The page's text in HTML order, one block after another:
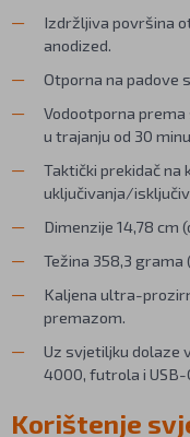
Izdržljiva površina
anodized.
Otporna na padove
Vodootporna
u trajanju od 30
Taktički prekidač
uključivanja/
Dimenzije 14,78 cm
Težina 358,3 grama
Kaljena ultra-
premazom.
Uz svjetiljku dolaze
4000, futrola i USB-
Korištenje